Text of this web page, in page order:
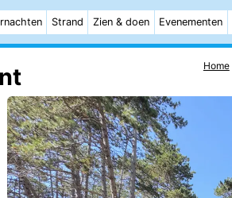
Strand Zien & doen Evenementen
Home